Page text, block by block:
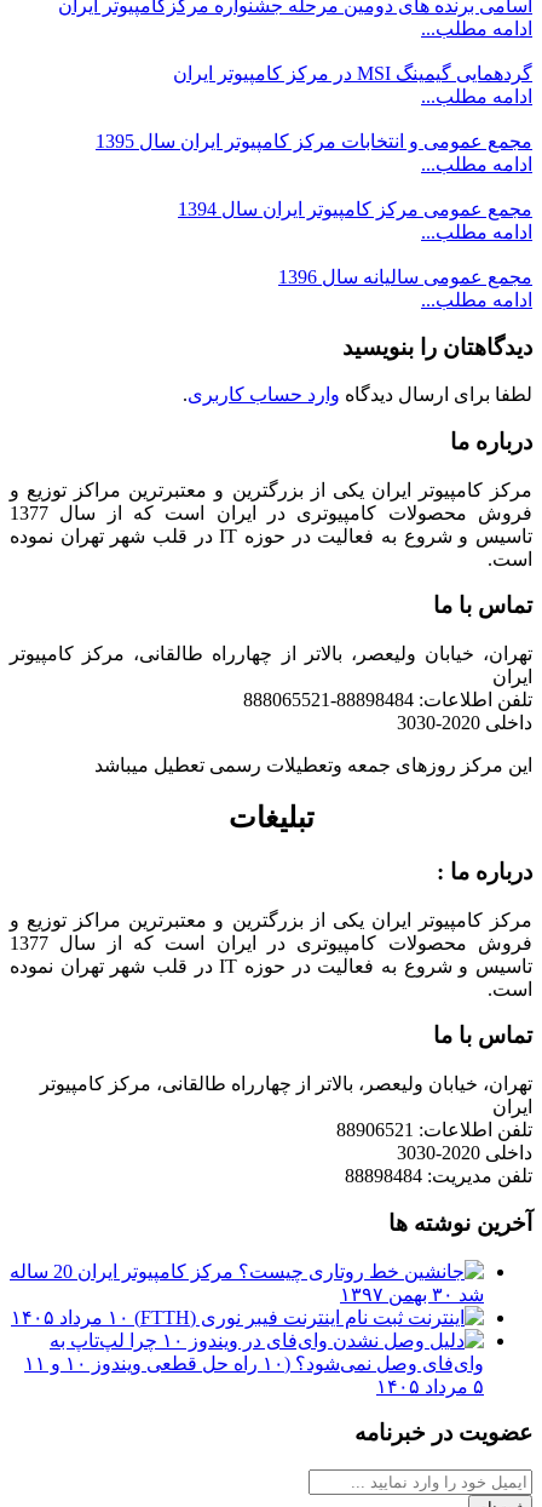
اسامی برنده های دومین مرحله جشنواره مرکزکامپیوتر ایران
ادامه مطلب...
گردهمایی گیمینگ MSI در مرکز کامپیوتر ایران
ادامه مطلب...
مجمع عمومی و انتخابات مرکز کامپیوتر ایران سال 1395
ادامه مطلب...
مجمع عمومی مرکز کامپیوتر ایران سال 1394
ادامه مطلب...
مجمع عمومی سالیانه سال 1396
ادامه مطلب...
دیدگاهتان را بنویسید
لطفا برای ارسال دیدگاه وارد حساب کاربری.
درباره ما
مرکز کامپیوتر ایران یکی از بزرگترین و معتبرترین مراکز توزیع و
فروش محصولات کامپیوتری در ایران است که از سال 1377
تاسیس و شروع به فعالیت در حوزه IT در قلب شهر تهران نموده
است.
تماس با ما
تهران، خیابان ولیعصر، بالاتر از چهارراه طالقانی، مرکز کامپیوتر
ایران
تلفن اطلاعات: 88898484-888065521
داخلی 2020-3030
این مرکز روزهای جمعه وتعطیلات رسمی تعطیل میباشد
تبلیغات
درباره ما :
مرکز کامپیوتر ایران یکی از بزرگترین و معتبرترین مراکز توزیع و
فروش محصولات کامپیوتری در ایران است که از سال 1377
تاسیس و شروع به فعالیت در حوزه IT در قلب شهر تهران نموده
است.
تماس با ما
تهران، خیابان ولیعصر، بالاتر از چهارراه طالقانی، مرکز کامپیوتر
ایران
تلفن اطلاعات: 88906521
داخلی 2020-3030
تلفن مدیریت: 88898484
آخرین نوشته ها
مرکز کامپیوتر ایران 20 ساله
شد ۳۰ بهمن ۱۳۹۷
ثبت نام اینترنت فیبر نوری (FTTH)
۱۰ مرداد ۱۴۰۵
چرا لپ‌تاپ به
وای‌فای وصل نمی‌شود؟ (۱۰ راه حل قطعی ویندوز ۱۰ و ۱۱
۵ مرداد ۱۴۰۵
عضویت در خبرنامه